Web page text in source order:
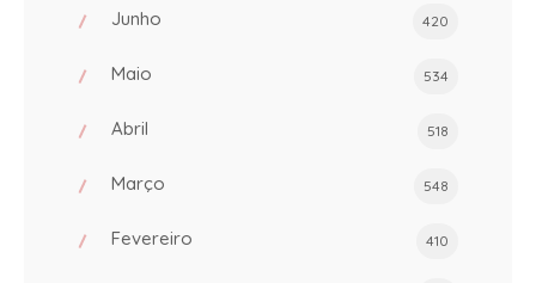
Junho 420
Maio 534
Abril 518
Março 548
Fevereiro 410